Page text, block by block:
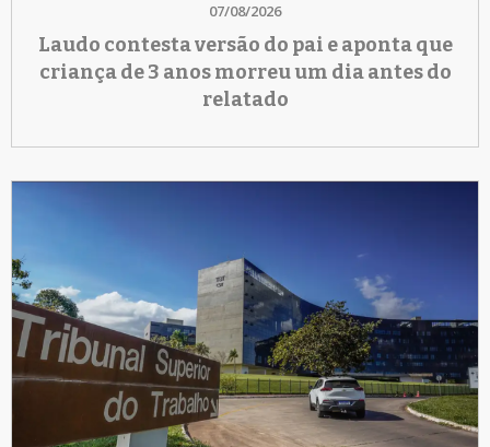
07/08/2026
Laudo contesta versão do pai e aponta que
criança de 3 anos morreu um dia antes do
relatado